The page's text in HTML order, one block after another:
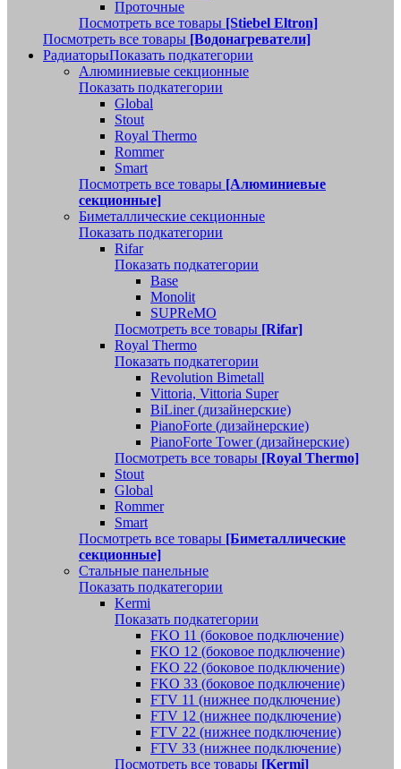
Проточные
Посмотреть все товары [Stiebel Eltron]
Посмотреть все товары [Водонагреватели]
РадиаторыПоказать подкатегории
Алюминиевые секционные
Показать подкатегории
Global
Stout
Royal Thermo
Rommer
Smart
Посмотреть все товары [Алюминиевые
секционные]
Биметаллические секционные
Показать подкатегории
Rifar
Показать подкатегории
Base
Monolit
SUPReMO
Посмотреть все товары [Rifar]
Royal Thermo
Показать подкатегории
Revolution Bimetall
Vittoria, Vittoria Super
BiLiner (дизайнерские)
PianoForte (дизайнерские)
PianoForte Tower (дизайнерские)
Посмотреть все товары [Royal Thermo]
Stout
Global
Rommer
Smart
Посмотреть все товары [Биметаллические
секционные]
Стальные панельные
Показать подкатегории
Kermi
Показать подкатегории
FKO 11 (боковое подключение)
FKO 12 (боковое подключение)
FKO 22 (боковое подключение)
FKO 33 (боковое подключение)
FTV 11 (нижнее подключение)
FTV 12 (нижнее подключение)
FTV 22 (нижнее подключение)
FTV 33 (нижнее подключение)
Посмотреть все товары [Kermi]